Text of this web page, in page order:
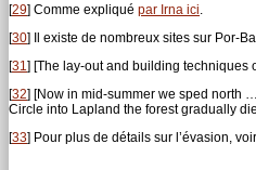
[29] Comme expliqué par Irna ici.
[30] Il existe de nombreux sites sur Por-
[31] [The lay-out and building techniques
[32] [Now in mid-summer we sped north
Circle into Lapland the forest gradually
[33] Pour plus de détails sur l’évasion,